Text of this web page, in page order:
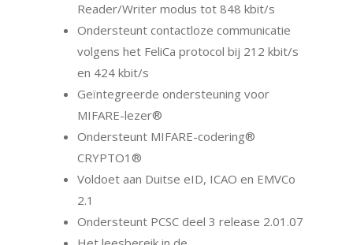
Reader/Writer modus tot 848 kbit/s
Ondersteunt contactloze communicatie
volgens het FeliCa protocol bij 212 kbit/s
en 424 kbit/s
Geïntegreerde ondersteuning voor
MIFARE-lezer®
Ondersteunt MIFARE-codering®
CRYPTO1®
Voldoet aan Duitse eID, ICAO en EMVCo
2.1
Ondersteunt PCSC deel 3 release 2.01.07